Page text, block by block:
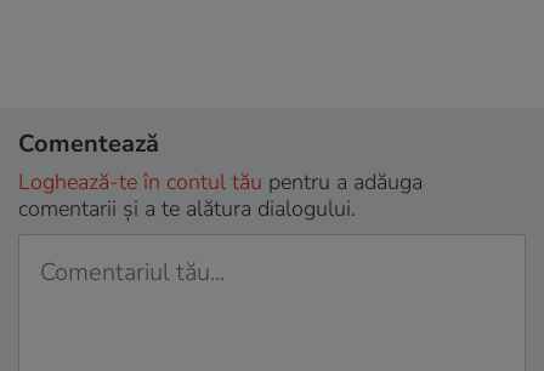
Comentează
Loghează-te în contul tău pentru a adăuga
comentarii și a te alătura dialogului.